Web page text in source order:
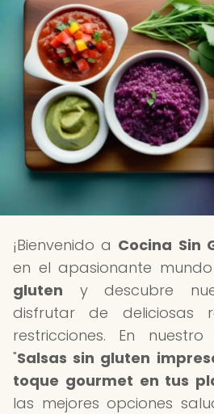
¡Bienvenido a Cocina Sin
en el apasionante
gluten y descubre
disfrutar de deliciosas
restricciones. En
"Salsas sin gluten
toque gourmet en tus
las mejores opciones